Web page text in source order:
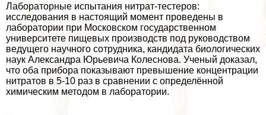
Лабораторные испытания нитрат-тестеров:
исследования в настоящий момент проведены в
лаборатории при Московском государственном
университете пищевых производств под руководством
ведущего научного сотрудника, кандидата биологических
наук Александра Юрьевича Колеснова. Ученый доказал,
что оба прибора показывают превышение концентрации
нитратов в 5-10 раз в сравнении с определённой
химическим методом в лаборатории.